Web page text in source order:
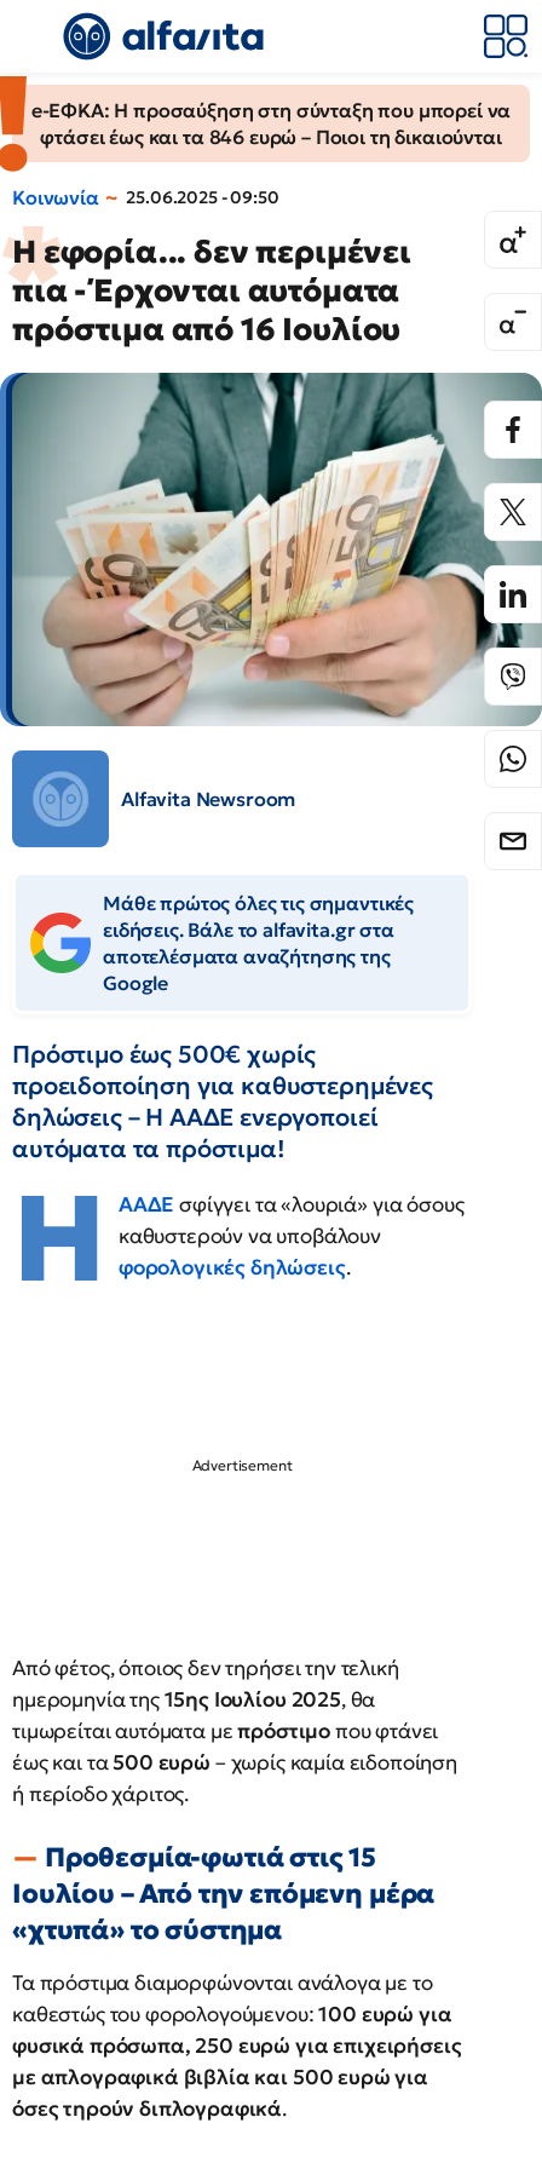
e-ΕΦΚΑ: Η προσαύξηση στη σύνταξη που μπορεί να
φτάσει έως και τα 846 ευρώ – Ποιοι τη δικαιούνται
Κοινωνία 25.06.2025 - 09:50
Η εφορία... δεν περιμένει
πια - Έρχονται αυτόματα
πρόστιμα από 16 Ιουλίου
Alfavita Newsroom
Μάθε πρώτος όλες τις σημαντικές
ειδήσεις. Βάλε το alfavita.gr στα
αποτελέσματα αναζήτησης της
Google
Πρόστιμο έως 500€ χωρίς
προειδοποίηση για καθυστερημένες
δηλώσεις – Η ΑΑΔΕ ενεργοποιεί
αυτόματα τα πρόστιμα!
Η ΑΑΔΕσφίγγει τα «λουριά» για όσους
καθυστερούν να υποβάλουν
φορολογικές δηλώσεις.
Από φέτος, όποιος δεν τηρήσει την τελική
ημερομηνία της15ης Ιουλίου 2025, θα
τιμωρείται αυτόματα μεπρόστιμοπου φτάνει
έως και τα500 ευρώ – χωρίς καμία ειδοποίηση
ή περίοδο χάριτος.
Προθεσμία-φωτιά στις 15
Ιουλίου – Από την επόμενη μέρα
«χτυπά» το σύστημα
Τα πρόστιμα διαμορφώνονται ανάλογα με το
καθεστώς του φορολογούμενου:100 ευρώ για
φυσικά πρόσωπα, 250 ευρώ για επιχειρήσεις
με απλογραφικά βιβλία και 500 ευρώ για
όσες τηρούν διπλογραφικά.